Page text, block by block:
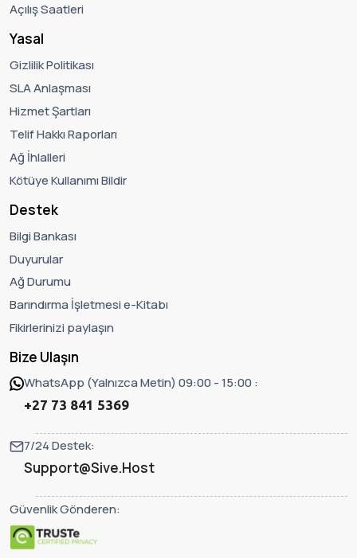
Açılış Saatleri
Yasal
Gizlilik Politikası
SLA Anlaşması
Hizmet Şartları
Telif Hakkı Raporları
Ağ İhlalleri
Kötüye Kullanımı Bildir
Destek
Bilgi Bankası
Duyurular
Ağ Durumu
Barındırma İşletmesi e-Kitabı
Fikirlerinizi paylaşın
Bize Ulaşın
WhatsApp (Yalnızca Metin) 09:00 - 15:00 :
+27 73 841 5369
7/24 Destek:
Support@Sive.Host
Güvenlik Gönderen: